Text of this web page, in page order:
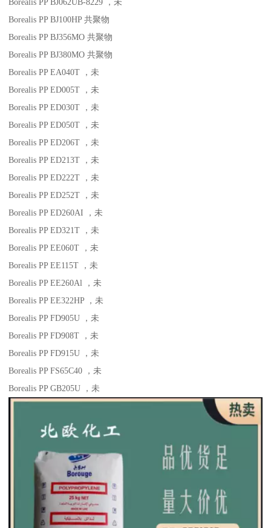
Borealis PP BJ062UB-8229
，未
Borealis PP BJ100HP 共聚物
Borealis PP BJ356MO 共聚物
Borealis PP BJ380MO 共聚物
Borealis PP EA040T
，未
Borealis PP ED005T
，未
Borealis PP ED030T
，未
Borealis PP ED050T
，未
Borealis PP ED206T
，未
Borealis PP ED213T
，未
Borealis PP ED222T
，未
Borealis PP ED252T
，未
Borealis PP ED260AI
，未
Borealis PP ED321T
，未
Borealis PP EE060T
，未
Borealis PP EE115T
，未
Borealis PP EE260Al
，未
Borealis PP EE322HP
，未
Borealis PP FD905U
，未
Borealis PP FD908T
，未
Borealis PP FD915U
，未
Borealis PP FS65C40
，未
Borealis PP GB205U
，未